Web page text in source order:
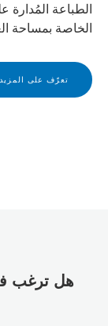
الطباعة
الخاصة بمساحة
تعرّف على المزيد
هل ترغب